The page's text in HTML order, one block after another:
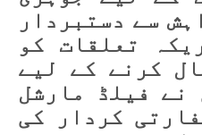
سے دستبردار
تعلقات کو
کرنے کے لیے
نے فیلڈ مارشل
کردار کی